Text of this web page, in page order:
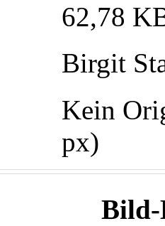
62,78
Birgit
Kein
px)
Bild-